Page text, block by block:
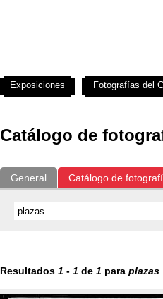
Catálogo de
General Catálogo de
Resultados 1 - 1 de 1 para plazas
Exposiciones Fotografías del